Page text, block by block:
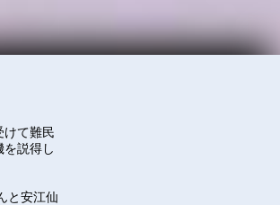
けて難民
説得し
と安江仙